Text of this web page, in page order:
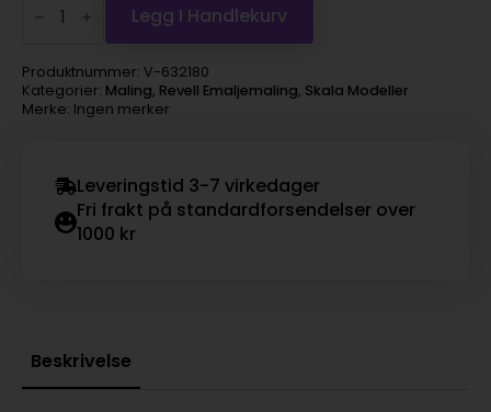
Enamel
180
mud
brown
gloss
Legg I Handlekurv
Produktnummer: V-632180
Kategorier: Maling, Revell Emaljemaling, Skala Modeller
Merke: Ingen merker
Leveringstid 3-7 virkedager
Fri frakt på standardforsendelser over
1000 kr
Beskrivelse